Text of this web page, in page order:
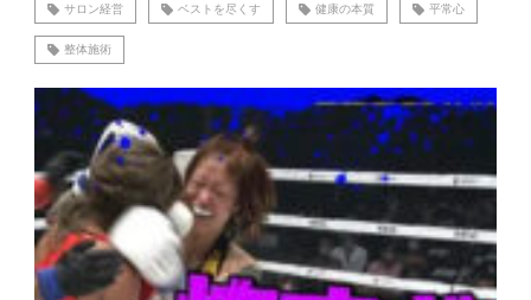
サロン経営 ベストを尽くす 健康の本質 平常心
整体施術